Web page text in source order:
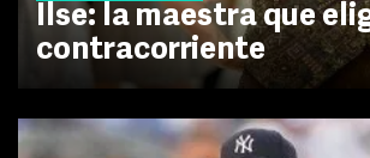
Ilse: la maestra que
contracorriente